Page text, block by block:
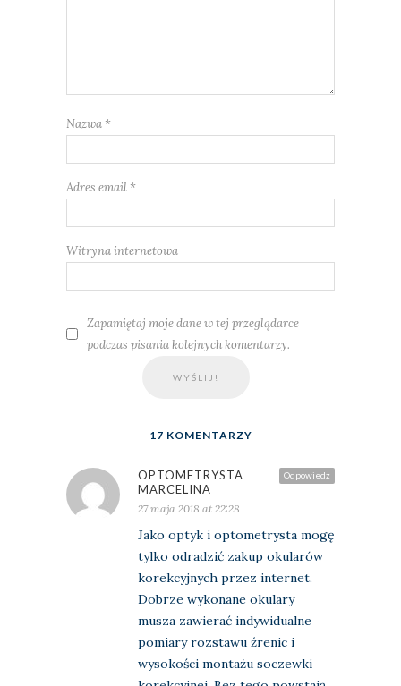
Nazwa *
Adres email *
Witryna internetowa
Zapamiętaj moje dane w tej przeglądarce
podczas pisania kolejnych komentarzy.
17 KOMENTARZY
Odpowiedz
OPTOMETRYSTA
MARCELINA
27 maja 2018 at 22:28
Jako optyk i optometrysta mogę
tylko odradzić zakup okularów
korekcyjnych przez internet.
Dobrze wykonane okulary
musza zawierać indywidualne
pomiary rozstawu źrenic i
wysokości montażu soczewki